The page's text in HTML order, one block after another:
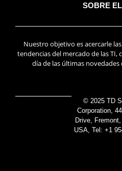
SOBRE
Nuestro objetivo es acercarle
tendencias del mercado de las TI,
día de las últimas
© 2025 TD
Corporation,
Drive,
USA, Tel: +1